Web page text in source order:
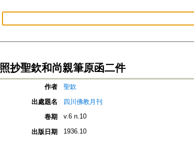
照抄聖欽和尚親筆原函二件
作者
聖欽
出處題名
四川佛教月刊
卷期
v.6 n.10
出版日期 1936.10